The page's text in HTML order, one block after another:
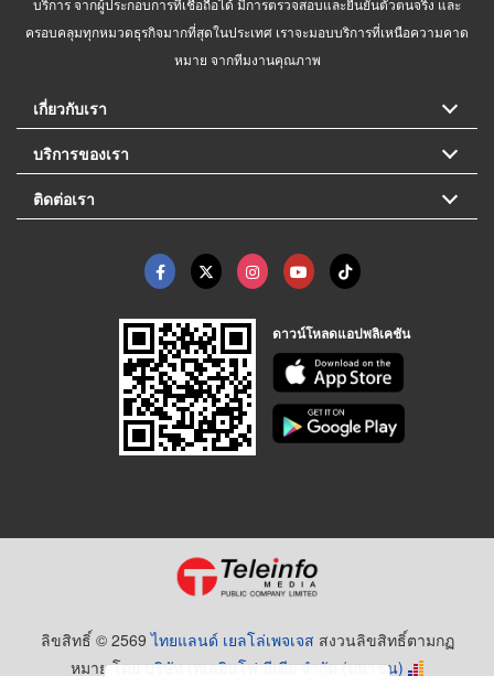
บริการ จากผู้ประกอบการที่เชื่อถือได้ มีการตรวจสอบและยืนยันตัวตนจริง และ
ครอบคลุมทุกหมวดธุรกิจมากที่สุดในประเทศ เราจะมอบบริการที่เหนือความคาด
หมาย จากทีมงานคุณภาพ
เกี่ยวกับเรา
บริการของเรา
ติดต่อเรา
ดาวน์โหลดแอปพลิเคชัน
ลิขสิทธิ์ © 2569ไทยแลนด์ เยลโล่เพจเจส สงวนลิขสิทธิ์ตามกฏ
หมาย โดยบริษัท เทเลอินโฟ มีเดีย จำกัด (มหาชน)